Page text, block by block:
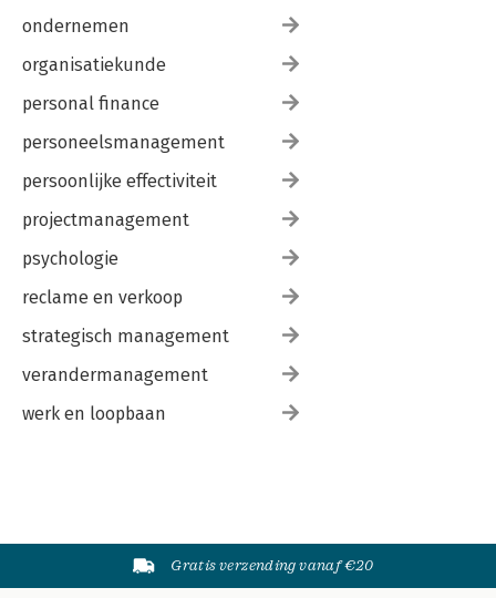
ondernemen
organisatiekunde
personal finance
personeelsmanagement
persoonlijke effectiviteit
projectmanagement
psychologie
reclame en verkoop
strategisch management
verandermanagement
werk en loopbaan
Gratis verzending vanaf €20